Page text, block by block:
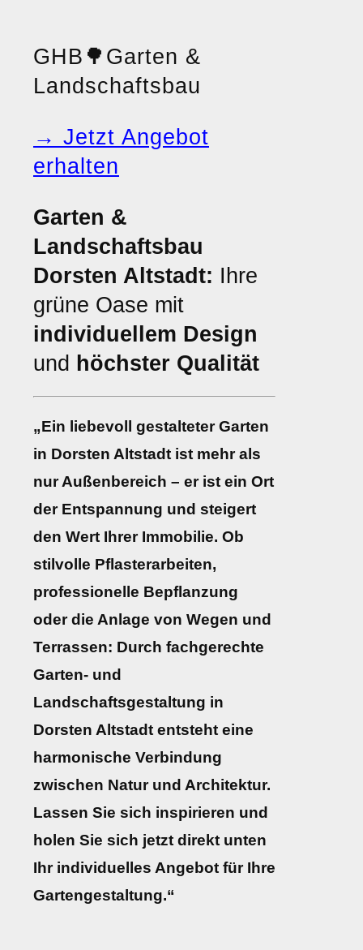
GHB 🌳 Garten &
Landschaftsbau
→ Jetzt Angebot
erhalten
Garten &
Landschaftsbau
Dorsten Altstadt: Ihre
grüne Oase mit
individuellem Design
und höchster Qualität
„Ein liebevoll gestalteter Garten
in Dorsten Altstadt ist mehr als
nur Außenbereich – er ist ein Ort
der Entspannung und steigert
den Wert Ihrer Immobilie. Ob
stilvolle Pflasterarbeiten,
professionelle Bepflanzung
oder die Anlage von Wegen und
Terrassen: Durch fachgerechte
Garten- und
Landschaftsgestaltung in
Dorsten Altstadt entsteht eine
harmonische Verbindung
zwischen Natur und Architektur.
Lassen Sie sich inspirieren und
holen Sie sich jetzt direkt unten
Ihr individuelles Angebot für Ihre
Gartengestaltung.“